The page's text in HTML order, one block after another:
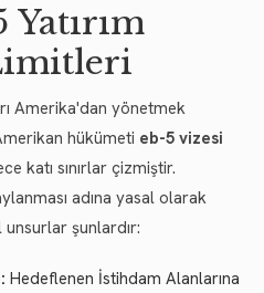
Amerika'dan yönetmek
hükümeti eb-5 vizesi
katı sınırlar çizmiştir.
adına yasal olarak
şunlardır:
Hedeflenen İstihdam Alanlarına